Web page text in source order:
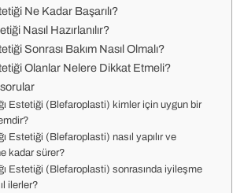
Ne Kadar Başarılı?
Nasıl Hazırlanılır?
Sonrası Bakım Nasıl Olmalı?
Olanlar Nelere Dikkat Etmeli?
Estetiği (Blefaroplasti) kimler için uygun bir
Estetiği (Blefaroplasti) nasıl yapılır ve
kadar sürer?
Estetiği (Blefaroplasti) sonrasında iyileşme
ilerler?